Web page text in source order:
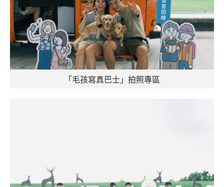
「毛孩寫真巴士」拍照專區